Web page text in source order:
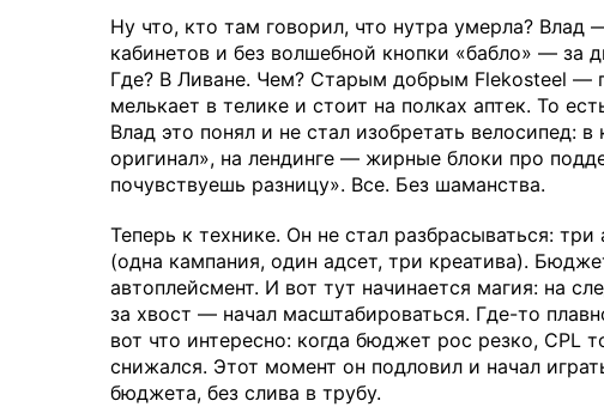
Ну что, кто там говорил, что нутра умерла? Влад
кабинетов и без волшебной кнопки «бабло» —
Где? В Ливане. Чем? Старым добрым Flekosteel —
мелькает в телике и стоит на полках аптек. То
Влад это понял и не стал изобретать велосипед:
оригинал», на лендинге — жирные блоки про
почувствуешь разницу». Все. Без шаманства.
Теперь к технике. Он не стал разбрасываться:
(одна кампания, один адсет, три креатива).
автоплейсмент. И вот тут начинается магия: на
за хвост — начал масштабироваться. Где-то
вот что интересно: когда бюджет рос резко,
снижался. Этот момент он подловил и начал
бюджета, без слива в трубу.